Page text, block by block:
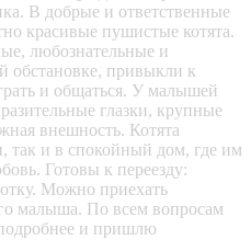
В добрые и ответственные
красивые пушистые котята.
любознательные и
обстановке, привыкли к
и общаться. У малышей
глазки, крупные
внешность. Котята
так и в спокойный дом, где им
Готовы к переезду:
Можно приехать
малыша. По всем вопросам
и пришлю